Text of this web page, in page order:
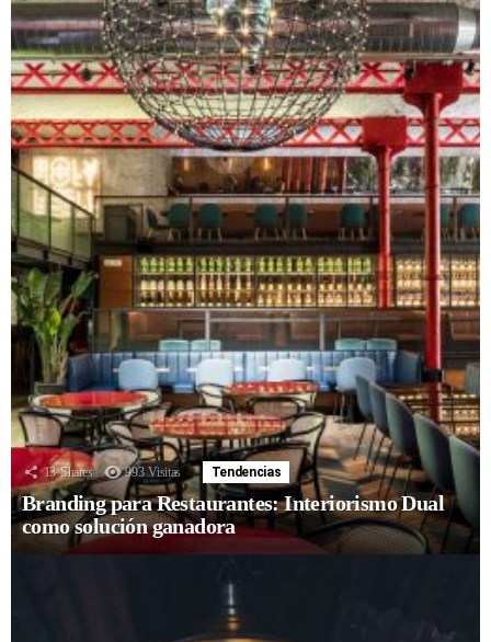
13 Shares 993 Visitas Tendencias
Branding para Restaurantes: Interiorismo Dual
como solución ganadora